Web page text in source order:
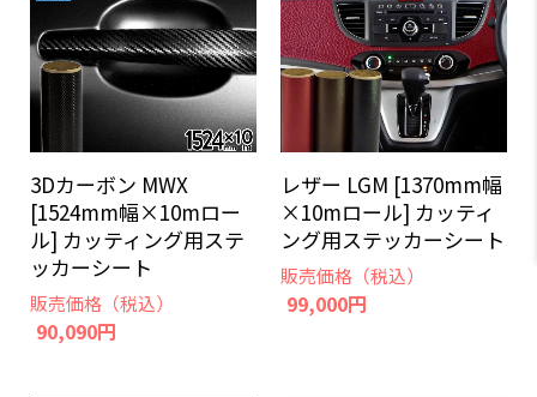
3Dカーボン MWX
[1524mm幅×10mロー
ル] カッティング用ステ
ッカーシート
販売価格（税込）
90,090円
レザー LGM [1370mm幅
×10mロール] カッティ
ング用ステッカーシート
販売価格（税込）
99,000円